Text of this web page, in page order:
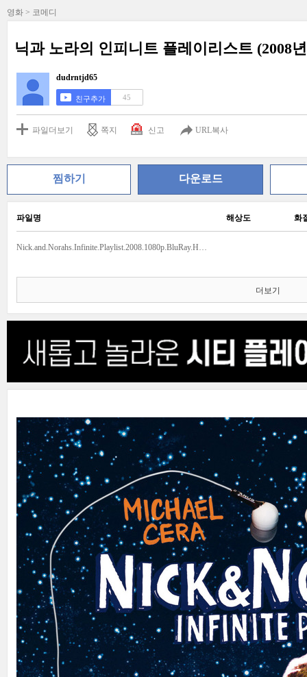
영화 > 코메디
닉과 노라의 인피니트 플레이리스트 (2008
dudrntjd65
친구추가 45
파일더보기 쪽지 신고 URL복사
찜하기 다운로드
파일명 해상도 화
Nick.and.Norahs.Infinite.Playlist.2008.1080p.BluRay.H264.AAC.mkv
더보기